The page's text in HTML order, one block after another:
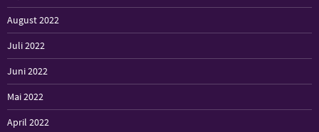
August 2022
Juli 2022
Juni 2022
Mai 2022
April 2022